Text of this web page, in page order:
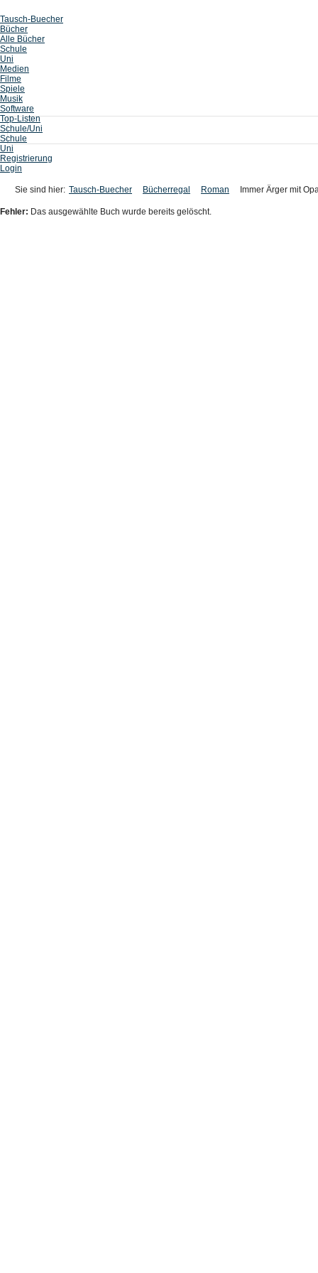
Tausch-Buecher
Bücher
Alle Bücher
Schule
Uni
Medien
Filme
Spiele
Musik
Software
Top-Listen
Schule/Uni
Schule
Uni
Registrierung
Login
Sie sind hier: Tausch-Buecher Bücherregal Roman Immer Ärger mit
Fehler: Das ausgewählte Buch wurde bereits gelöscht.